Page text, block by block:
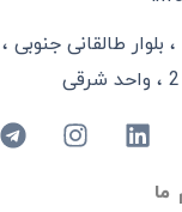
، بلوار طالقانی